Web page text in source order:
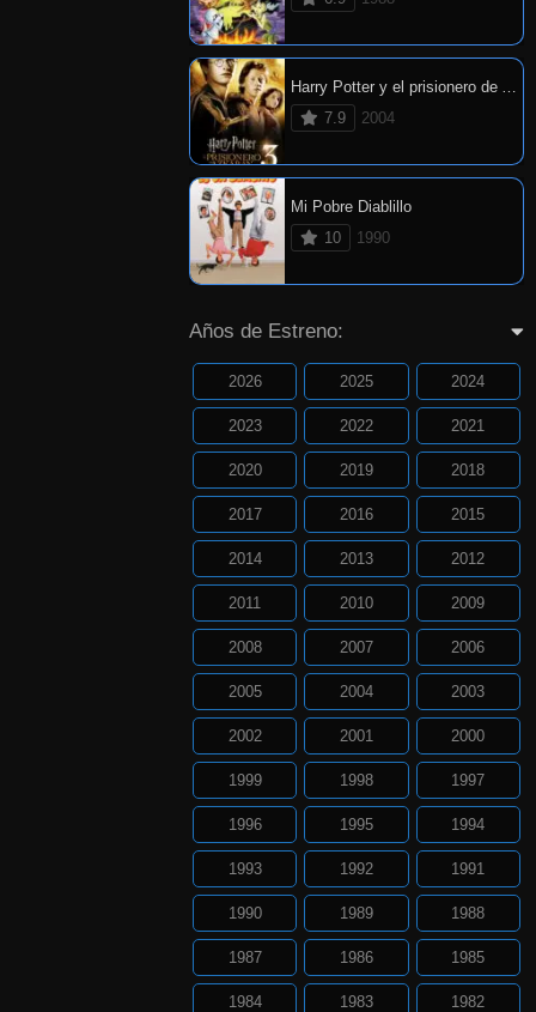
Harry Potter y el prisionero de Azkaban
7.9
2004
Mi Pobre Diablillo
10
1990
Años de Estreno:
2026 2025 2024
2023 2022 2021
2020 2019 2018
2017 2016 2015
2014 2013 2012
2011 2010 2009
2008 2007 2006
2005 2004 2003
2002 2001 2000
1999 1998 1997
1996 1995 1994
1993 1992 1991
1990 1989 1988
1987 1986 1985
1984 1983 1982